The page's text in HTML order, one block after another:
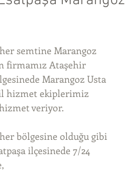
semtine Marangoz
firmamız Ataşehir
Marangoz Usta
hizmet ekiplerimiz
hizmet veriyor.
bölgesine olduğu gibi
ilçesinede 7/24